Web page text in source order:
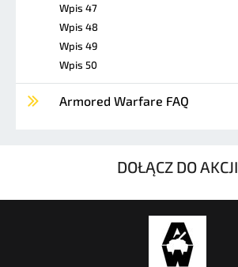
Wpis 47
Wpis 48
Wpis 49
Wpis 50
Armored Warfare FAQ
DOŁĄCZ DO AKCJI